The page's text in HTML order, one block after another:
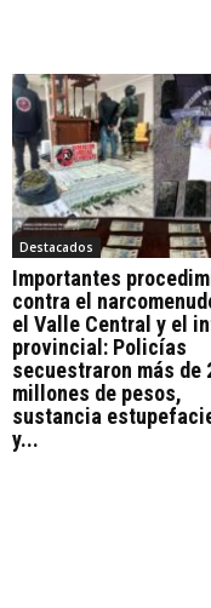
Destacados
Importantes
contra el
el Valle Central y el
provincial: Policías
secuestraron más de
millones de pesos,
sustancia
y...